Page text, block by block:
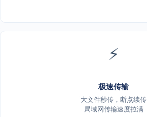
⚡
极速传输
大文件秒传，断点续传
局域网传输速度拉满